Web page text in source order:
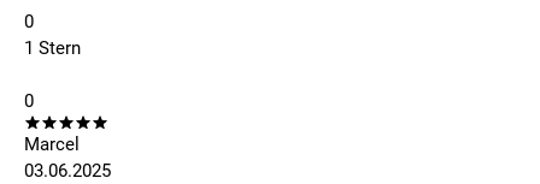
0
1 Stern
0
Marcel
03.06.2025